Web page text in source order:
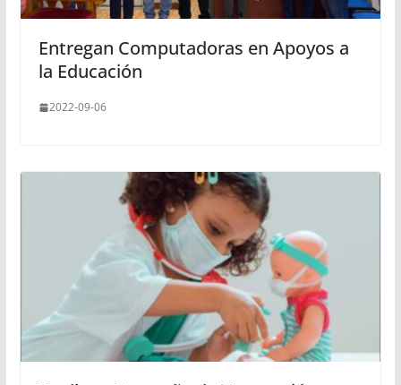
Entregan Computadoras en Apoyos a
la Educación
2022-09-06